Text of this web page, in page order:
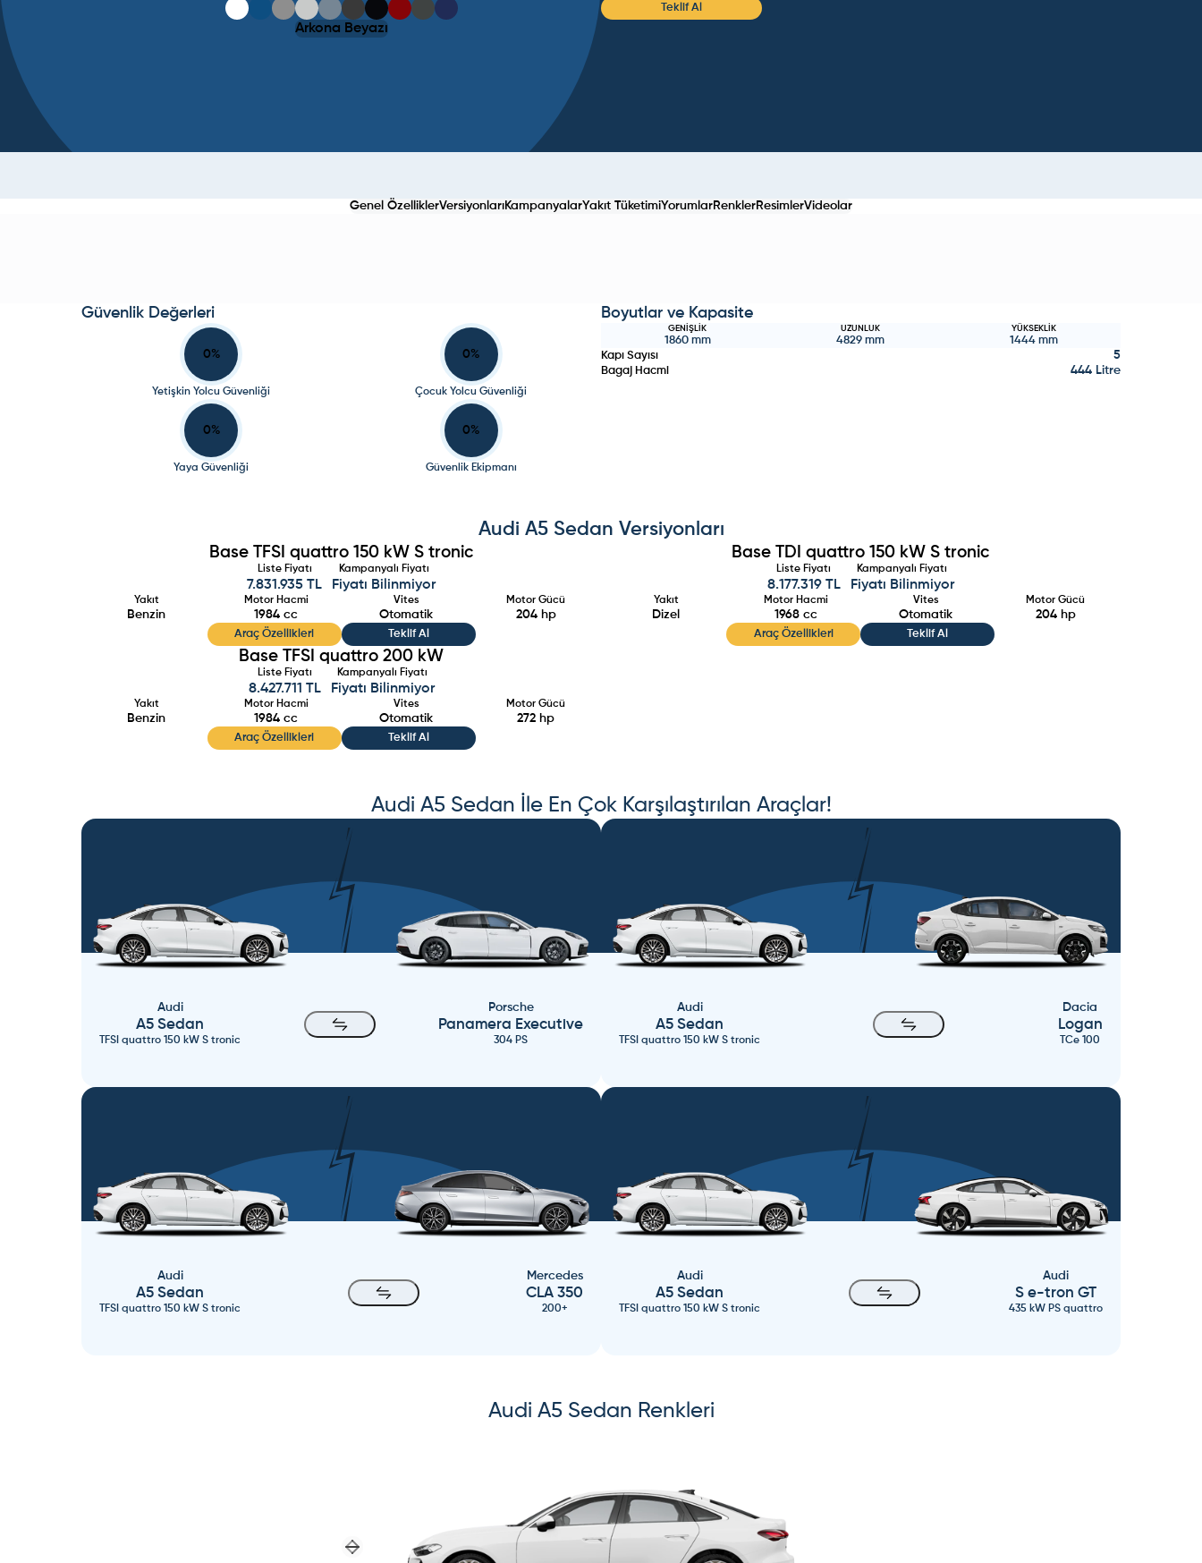
Arkona Beyazı
Teklif Al
Genel ÖzelliklerVersiyonlarıKampanyalarYakıt TüketimiYorumlarRenklerResimlerVideolar
Güvenlik Değerleri
0%
Yetişkin Yolcu Güvenliği
0%
Çocuk Yolcu Güvenliği
0%
Yaya Güvenliği
0%
Güvenlik Ekipmanı
Boyutlar ve Kapasite
GENIŞLIK
1860mm
UZUNLUK
4829 mm
YÜKSEKLIK
1444mm
Kapı Sayısı
5
Bagaj Hacmi 444 Litre
Audi A5 Sedan Versiyonları
Base TFSI quattro 150 kW S tronic
Liste Fiyatı
7.831.935 TL
Kampanyalı Fiyatı
Fiyatı Bilinmiyor
Yakıt
Benzin
Motor Hacmi
1984 cc
Vites
Otomatik
Motor Gücü
204hp
Araç Özellikleri Teklif Al
Base TDI quattro 150 kW S tronic
Liste Fiyatı
8.177.319 TL
Kampanyalı Fiyatı
Fiyatı Bilinmiyor
Yakıt
Dizel
Motor Hacmi
1968cc
Vites
Otomatik
Motor Gücü
204hp
Araç Özellikleri Teklif Al
Base TFSI quattro 200 kW
Liste Fiyatı
8.427.711 TL
Kampanyalı Fiyatı
Fiyatı Bilinmiyor
Yakıt
Benzin
Motor Hacmi
1984 cc
Vites
Otomatik
Motor Gücü
272 hp
Araç Özellikleri Teklif Al
Audi A5 Sedan İle En Çok Karşılaştırılan Araçlar!
Audi
A5 Sedan
TFSI quattro 150 kW S tronic
Porsche
Panamera Executive
304 PS
Audi
A5 Sedan
TFSI quattro 150 kW S tronic
Dacia
Logan
TCe 100
Audi
A5 Sedan
TFSI quattro 150 kW S tronic
Mercedes
CLA 350
200+
Audi
A5 Sedan
TFSI quattro 150 kW S tronic
Audi
S e-tron GT
435 kW PS quattro
Audi A5 Sedan Renkleri
Previous slide
Next slide